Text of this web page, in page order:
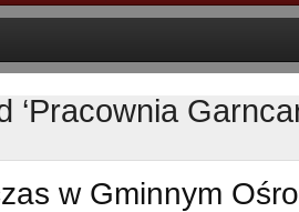
‘Pracownia
w Gminnym